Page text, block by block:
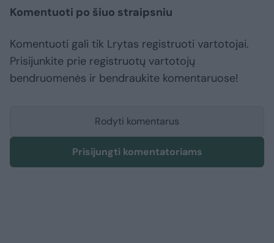
Komentuoti po šiuo straipsniu
Komentuoti gali tik Lrytas registruoti vartotojai.
Prisijunkite prie registruotų vartotojų
bendruomenės ir bendraukite komentaruose!
Rodyti komentarus
Prisijungti komentatoriams